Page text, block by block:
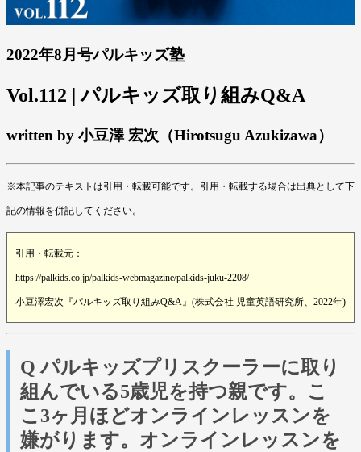
2022年8月号パルキッズ塾
Vol.112 | パルキッズ取り組みQ&A
written by 小豆澤 宏次（Hirotsugu Azukizawa）
※本記事のテキストは引用・転載可能です。引用・転載する場合は出典として下
記の情報を併記してください。
引用・転載元：
https://palkids.co.jp/palkids-webmagazine/palkids-juku-2208/
小豆澤宏次『パルキッズ取り組みQ&A』(株式会社 児童英語研究所、2022年)
Q パルキッズプリスクーラーに取り
組んでいる5歳児を持つ親です。こ
こ3ヶ月ほどオンラインレッスンを
嫌がります。オンラインレッスンを